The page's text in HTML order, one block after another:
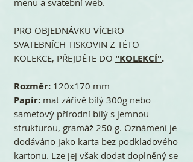
PRO OBJEDNÁVKU VÍCERO
SVATEBNÍCH TISKOVIN Z TÉTO
KOLEKCE, PŘEJDĚTE DO "KOLEKCÍ".
Rozměr: 120x170 mm
Papír: mat zářivě bílý 300g nebo
sametový přírodní bílý s jemnou
strukturou, gramáž 250 g. Oznámení je
dodáváno jako karta bez podkladového
kartonu. Lze jej však dodat doplněný se